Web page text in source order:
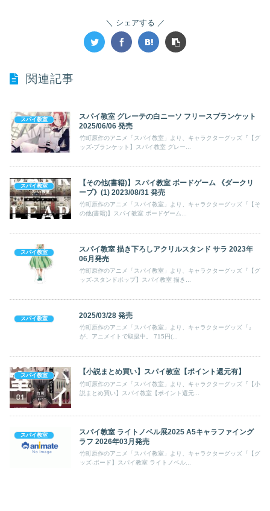
シェアする
関連記事
スパイ教室
スパイ教室 グレーテの白ニーソ フリースブランケット
2025/06/06 発売
竹町原作のアニメ「スパイ教室」より、キャラクターグッズ『【グ
ッズ-ブランケット】スパイ教室 グレー...
スパイ教室
【その他(書籍)】スパイ教室 ボードゲーム 《ダークリ
ープ》(1) 2023/08/31 発売
竹町原作のアニメ「スパイ教室」より、キャラクターグッズ『【そ
の他(書籍)】スパイ教室 ボードゲーム...
スパイ教室
スパイ教室 描き下ろしアクリルスタンド サラ 2023年
06月発売
竹町原作のアニメ「スパイ教室」より、キャラクターグッズ『【グ
ッズ-スタンドポップ】スパイ教室 描き...
スパイ教室 2025/03/28 発売
竹町原作のアニメ「スパイ教室」より、キャラクターグッズ『』
が、アニメイトで取扱中。 715円(...
スパイ教室 【小説まとめ買い】スパイ教室【ポイント還元有】
竹町原作のアニメ「スパイ教室」より、キャラクターグッズ『【小
説まとめ買い】スパイ教室【ポイント還元...
スパイ教室
スパイ教室 ライトノベル展2025 A5キャラファイング
ラフ 2026年03月発売
竹町原作のアニメ「スパイ教室」より、キャラクターグッズ『【グ
ッズ-ボード】スパイ教室 ライトノベル...